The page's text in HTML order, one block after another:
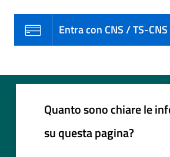
Entra con CNS / TS-
Quanto sono chiare le
su questa pagina?